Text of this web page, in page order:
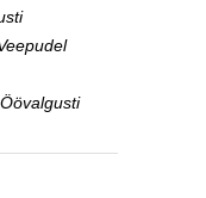
Öövalgusti